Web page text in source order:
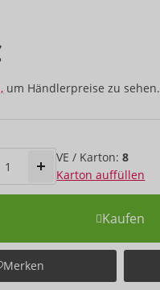
um Händlerpreise zu sehen.
VE / Karton:8
Karton auffüllen
Kaufen
Merken